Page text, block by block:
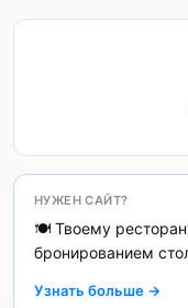
НУЖЕН САЙТ?
🍽️ Твоему
бронированием
Узнать больше →